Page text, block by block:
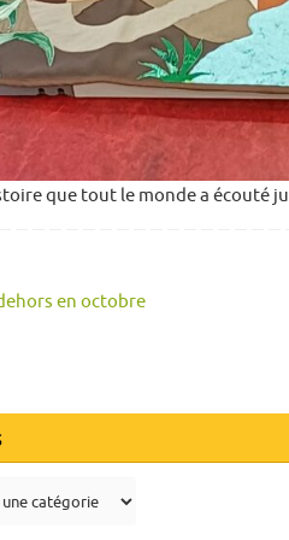
que tout le monde a écouté
en octobre